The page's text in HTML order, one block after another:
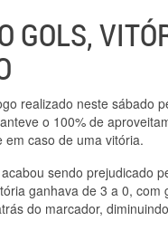
GOLS,
realizado neste sábado
o 100% de
em caso de uma vitória.
sendo prejudicado
ganhava de 3 a 0,
do marcador,